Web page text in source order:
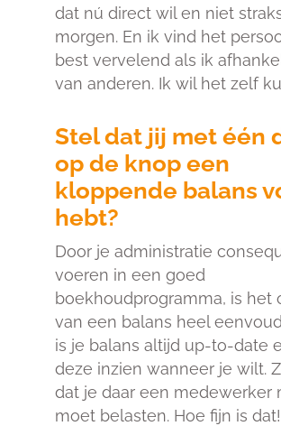
dat nú direct wil en niet
morgen. En ik vind het
best vervelend als ik
van anderen. Ik wil het zelf
Stel dat jij met één
op de knop een
kloppende balans
hebt?
Door je administratie
voeren in een goed
boekhoudprogramma, is het
van een balans heel
is je balans altijd up-to-date
deze inzien wanneer je wilt.
dat je daar een medewerker
moet belasten. Hoe fijn is dat!